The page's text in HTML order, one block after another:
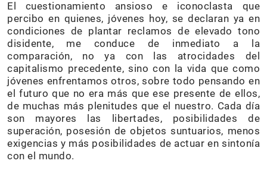
El cuestionamiento ansioso e iconoclasta que
percibo en quienes, jóvenes hoy, se declaran ya en
condiciones de plantar reclamos de elevado tono
disidente, me conduce de inmediato a la
comparación, no ya con las atrocidades del
capitalismo precedente, sino con la vida que como
jóvenes enfrentamos otros, sobre todo pensando en
el futuro que no era más que ese presente de ellos,
de muchas más plenitudes que el nuestro. Cada día
son mayores las libertades, posibilidades de
superación, posesión de objetos suntuarios, menos
exigencias y más posibilidades de actuar en sintonía
con el mundo.